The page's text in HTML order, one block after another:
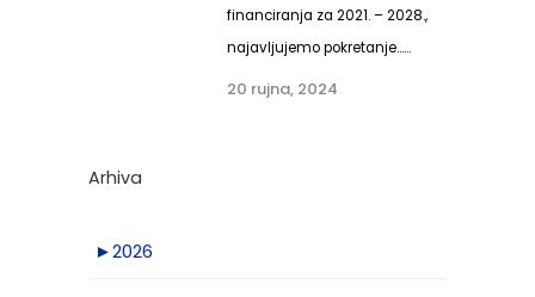
financiranja za 2021. – 2028.,
najavljujemo pokretanje......
20 rujna, 2024
Arhiva
►2026